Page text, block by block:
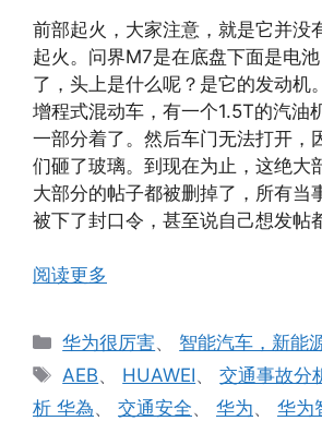
前部起火，大家注意，就是它并没
起火。问界M7是在底盘下面是电
了，头上是什么呢？是它的发动机
增程式混动车，有一个1.5T的汽油
一部分着了。然后车门无法打开，
们砸了玻璃。到现在为止，这绝大
大部分的帖子都被删掉了，所有当
被下了封口令，甚至说自己想发帖
阅读更多
分
类
华为很厉害、 智能汽车，新能
标
签
AEB、 HUAWEI、交通事故分
析 华為、 交通安全、 华为、 华为